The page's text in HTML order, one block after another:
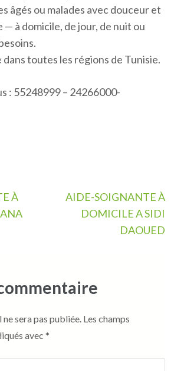
âgés ou malades avec douceur et
à domicile, de jour, de nuit ou
toutes les régions de Tunisie.
: 55248999 – 24266000-
À
AIDE-SOIGNANTE À
DOMICILE A SIDI
DAOUED
sera pas publiée. Les champs
avec *